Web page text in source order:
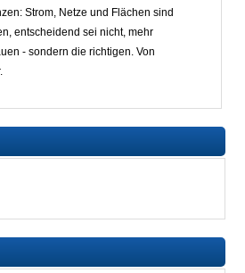
Strom, Netze und Flächen sind
entscheidend sei nicht, mehr
- sondern die richtigen. Von